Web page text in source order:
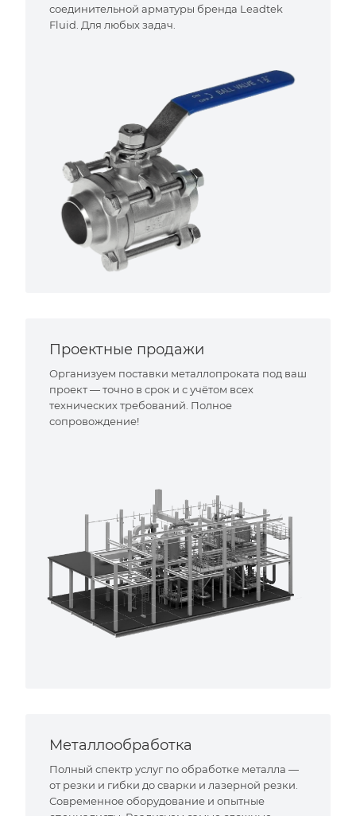
соединительной арматуры бренда Leadtek
Fluid. Для любых задач.
Проектные продажи
Организуем поставки металлопроката под ваш
проект — точно в срок и с учётом всех
технических требований. Полное
сопровождение!
Металлообработка
Полный спектр услуг по обработке металла —
от резки и гибки до сварки и лазерной резки.
Современное оборудование и опытные